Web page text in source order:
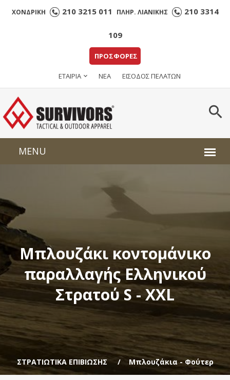
ΧΟΝΔΡΙΚΗ 210 3215 011 ΠΛΗΡ. ΛΙΑΝΙΚΗΣ 210 3314
109
ΠΡΟΣΦΟΡΕΣ
ΕΤΑΙΡΙΑ ΝΕΑ ΕΙΣΟΔΟΣ ΠΕΛΑΤΩΝ
Μπλουζάκι κοντομάνικο
παραλλαγής Ελληνικού
Στρατού S - XXL
ΣΤΡΑΤΙΩΤΙΚΑ ΕΠΙΒΙΩΣΗΣ Μπλουζάκια - Φούτερ